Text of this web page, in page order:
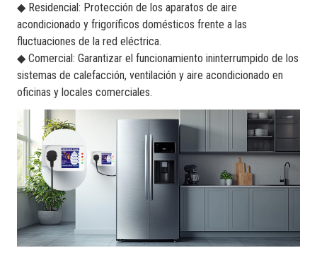
◆ Residencial: Protección de los aparatos de aire
acondicionado y frigoríficos domésticos frente a las
fluctuaciones de la red eléctrica.
◆ Comercial: Garantizar el funcionamiento ininterrumpido de los
sistemas de calefacción, ventilación y aire acondicionado en
oficinas y locales comerciales.